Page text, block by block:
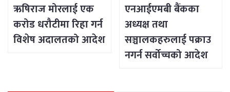
ऋषिराज मोरलाई एक
करोड धरौटीमा रिहा गर्न
विशेष अदालतको आदेश
एनआईएमबी बैंकका
अध्यक्ष तथा
सञ्चालकहरुलाई पक्राउ
नगर्न सर्वोच्चको आदेश